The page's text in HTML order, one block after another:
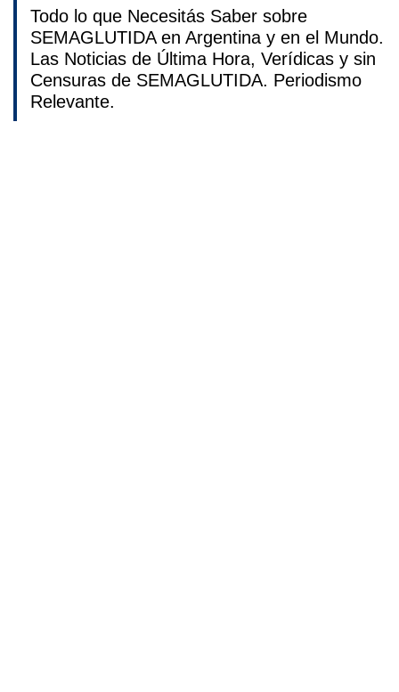
Todo lo que Necesitás Saber sobre
SEMAGLUTIDA en Argentina y en el Mundo.
Las Noticias de Última Hora, Verídicas y sin
Censuras de SEMAGLUTIDA. Periodismo
Relevante.